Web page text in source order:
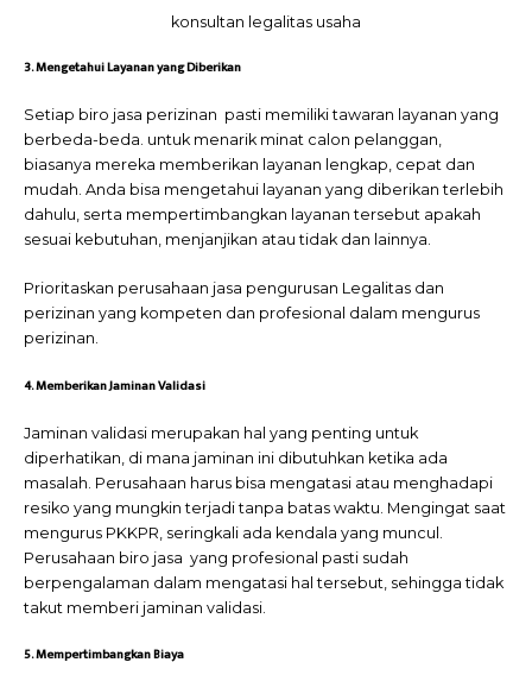
konsultan legalitas usaha
3. Mengetahui Layanan yang Diberikan
Setiap biro jasa perizinan pasti memiliki tawaran layanan yang
berbeda-beda. untuk menarik minat calon pelanggan,
biasanya mereka memberikan layanan lengkap, cepat dan
mudah. Anda bisa mengetahui layanan yang diberikan terlebih
dahulu, serta mempertimbangkan layanan tersebut apakah
sesuai kebutuhan, menjanjikan atau tidak dan lainnya.
Prioritaskan perusahaan jasa pengurusan Legalitas dan
perizinan yang kompeten dan profesional dalam mengurus
perizinan.
4. Memberikan Jaminan Validasi
Jaminan validasi merupakan hal yang penting untuk
diperhatikan, di mana jaminan ini dibutuhkan ketika ada
masalah. Perusahaan harus bisa mengatasi atau menghadapi
resiko yang mungkin terjadi tanpa batas waktu. Mengingat saat
mengurus PKKPR, seringkali ada kendala yang muncul.
Perusahaan biro jasa yang profesional pasti sudah
berpengalaman dalam mengatasi hal tersebut, sehingga tidak
takut memberi jaminan validasi.
5. Mempertimbangkan Biaya